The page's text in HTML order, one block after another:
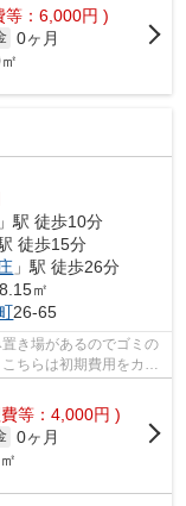
等：6,000円 )
0ヶ月
」駅 徒歩10分
徒歩15分
」駅 徒歩26分
㎡
26-65
き場があるのでゴミの
ちらは初期費用をカー
等：4,000円 )
0ヶ月